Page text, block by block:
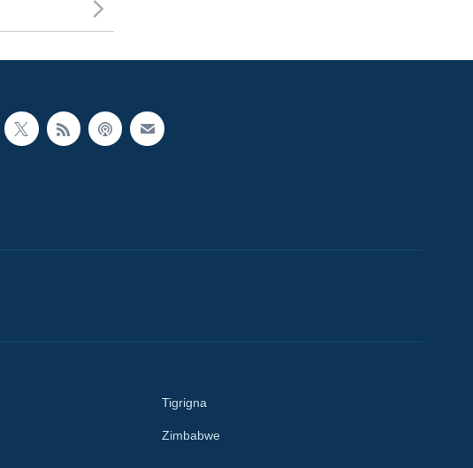
Tigrigna
Zimbabwe